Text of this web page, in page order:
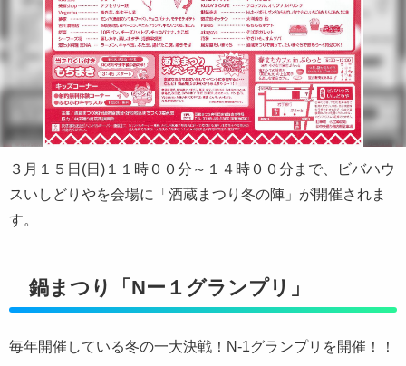
３ 月１５ 日 (日 ) １１時００分～１４時００分まで、ビバハウ
スいしどりやを会場に「酒蔵まつり冬の陣」が開催されま
す。
鍋まつり「Nー１グランプリ」
毎年開催している冬の一大決戦！N-1グランプリを開催！！